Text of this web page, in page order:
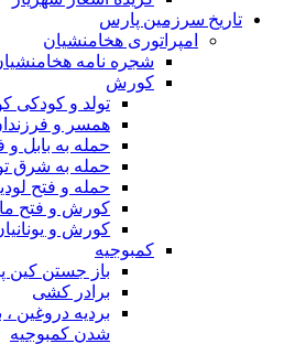
تاریخ سرزمین پارس
امپراتوری هخامنشیان
شجره نامه
کورش
تولد و
همسر و
حمله به بابل
حمله به شرق
حمله و فتح
کورش و فتح
کورش و
کمبوجیه
باز جستن کین
برادر کشی
بردیه دروغین
شدن کمبوجیه